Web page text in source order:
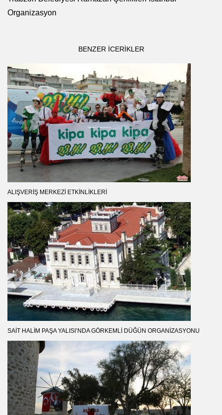
Organizasyon
BENZER ICERIKLER
ALIŞVERIŞ MERKEZI ETKINLIKLERI
SAIT HALIM PAŞA YALISI’NDA GÖRKEMLI DÜĞÜN ORGANIZASYONU